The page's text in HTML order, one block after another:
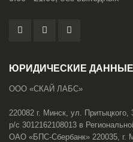
ЮРИДИЧЕСКИЕ ДАННЫЕ
ООО «СКАЙ ЛАБС»
220082 г. Минск, ул. Притыцкого,
р/с 3012162108013 в
ОАО «БПС-Сбербанк» 220035, г.